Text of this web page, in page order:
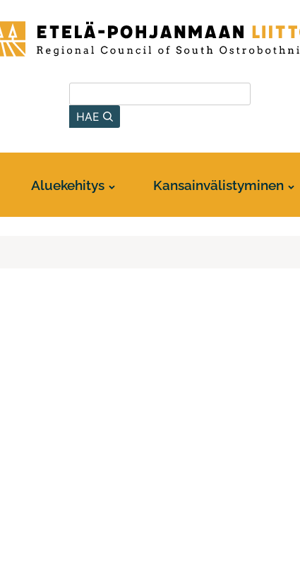
HAE
Aluekehitys Kansainvälistyminen